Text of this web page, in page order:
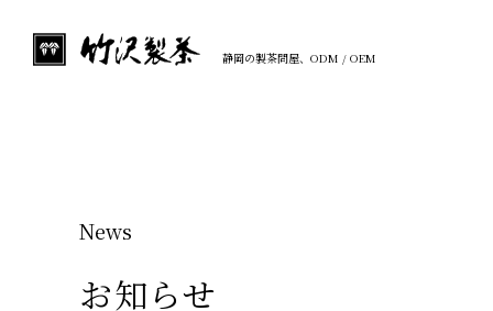
静岡の製茶問屋、ODM / OEM
News
お知らせ